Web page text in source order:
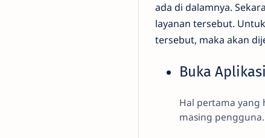
ada di dalamnya.
layanan tersebut.
tersebut, maka akan
Buka
Hal pertama yang
masing pengguna.